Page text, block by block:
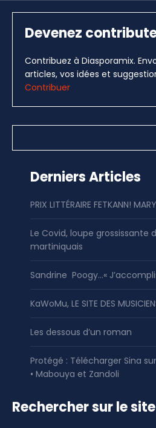
Devenez
Contribuez à Diasporamix.
articles, vos idées et
Contribuer
Derniers Articles
PRIX LITTÉRAIRE FETKANN!
Le Covid, loupe grossissante
martiniquais
Sandrine Poogy…«
KaWoMu, LE SITE DES
Les dessous d’un roman
Protégé : Télécharger Sina
• Mabouya et Zandoli
Rechercher sur le site